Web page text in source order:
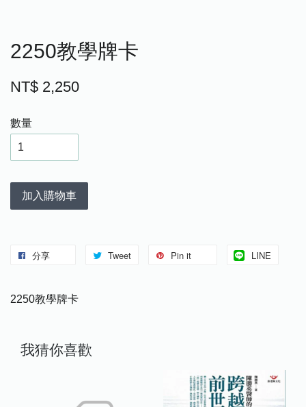
2250教學牌卡
NT$ 2,250
數量
加入購物車
分享 Tweet Pin it LINE
2250教學牌卡
我猜你喜歡